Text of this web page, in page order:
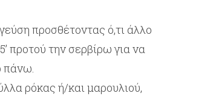
προσθέτοντας ό,τι άλλο
προτού την σερβίρω για να
πάνω.
ρόκας ή/και μαρουλιού,